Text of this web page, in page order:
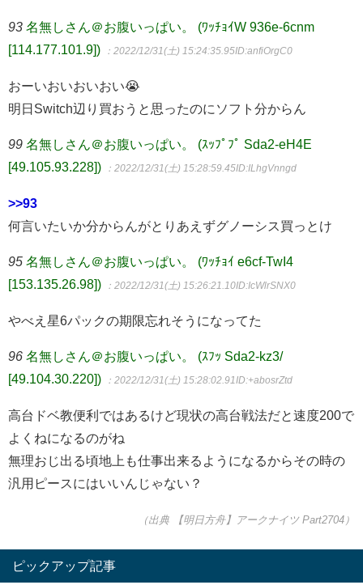
93 名無しさん＠お腹いっぱい。 (ﾜｯﾁｮｲW 936e-6cnm
[114.177.101.9])
：2022/12/31(土) 15:24:35.95ID:anfiOrgC0
おーいおいおいおい😭
明日Switch辺り買おうと思ったのにソフト分からん
99 名無しさん＠お腹いっぱい。 (ｽｯﾌﾟﾌﾟ Sda2-eH4E
[49.105.93.228])
：2022/12/31(土) 15:28:59.45ID:ILhgVnngd
>>93
何言いたいか分からんがとりあえずグノーシス買っとけ
95 名無しさん＠お腹いっぱい。 (ﾜｯﾁｮｲ e6cf-TwI4
[153.135.26.98])
：2022/12/31(土) 15:26:21.10ID:IcWlrSNX0
やべえ星6パックの期限忘れそうになってた
96 名無しさん＠お腹いっぱい。 (ｽﾌｯ Sda2-kz3/
[49.104.30.220])
：2022/12/31(土) 15:28:02.91ID:+abosrZtd
高台ドベ教便利ではあるけど現状の高台戦法だと速度200で
よくねになるのがね
無理おじ出る頃地上も仕事出来るようになるからその時の
汎用ピースにはいいんじゃない？
（出典 【明日方舟】アークナイツ Part2704）
ピックアップ記事